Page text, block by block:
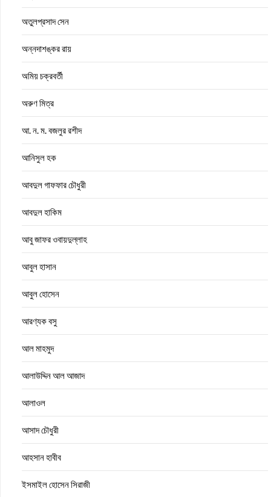
অতুলপ্রসাদ সেন
অন্নদাশঙ্কর রায়
অমিয় চক্রবর্তী
অরুণ মিত্র
আ. ন. ম. বজলুর রশীদ
আনিসুল হক
আবদুল গাফফার চৌধুরী
আবদুল হাকিম
আবু জাফর ওবায়দুল্লাহ
আবুল হাসান
আবুল হোসেন
আরণ্যক বসু
আল মাহমুদ
আলাউদ্দিন আল আজাদ
আলাওল
আসাদ চৌধুরী
আহসান হাবীব
ইসমাইল হোসেন সিরাজী